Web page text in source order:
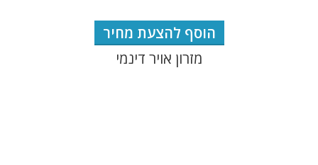
הוסף להצעת מחיר
מזרון אויר דינמי